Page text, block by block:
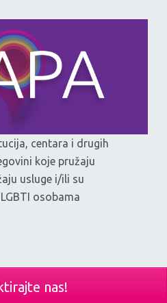
centara i drugih
koje pružaju
usluge i/ili su
osobama
nas!